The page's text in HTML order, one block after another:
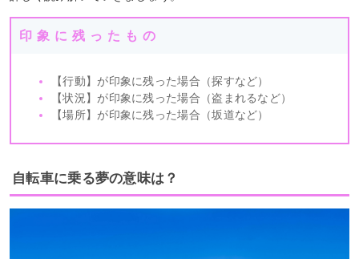
印象に残ったもの
【行動】が印象に残った場合（探すなど）
【状況】が印象に残った場合（盗まれるなど）
【場所】が印象に残った場合（坂道など）
自転車に乗る夢の意味は？